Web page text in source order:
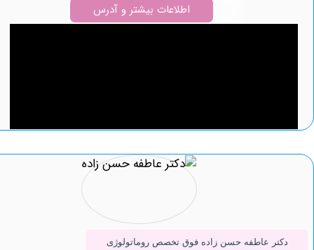
اطلاعات بیشتر و آدرس
عاطفه حسن زاده فوق تخصص روماتولوژی